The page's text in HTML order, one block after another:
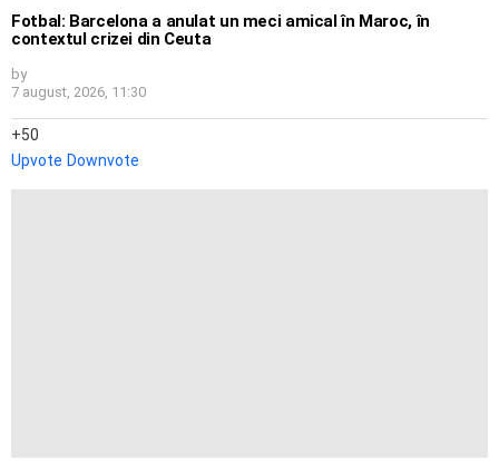
Fotbal: Barcelona a anulat un meci amical în Maroc, în
contextul crizei din Ceuta
by
7 august, 2026, 11:30
50
Upvote Downvote